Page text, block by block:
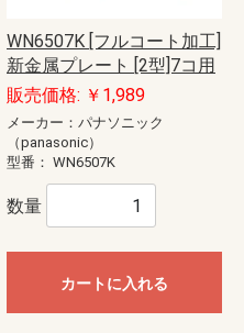
WN6507K [フルコート加工]
新金属プレート [2型]7コ用
販売価格: ￥1,989
メーカー：パナソニック
（panasonic）
型番： WN6507K
数量
カートに入れる